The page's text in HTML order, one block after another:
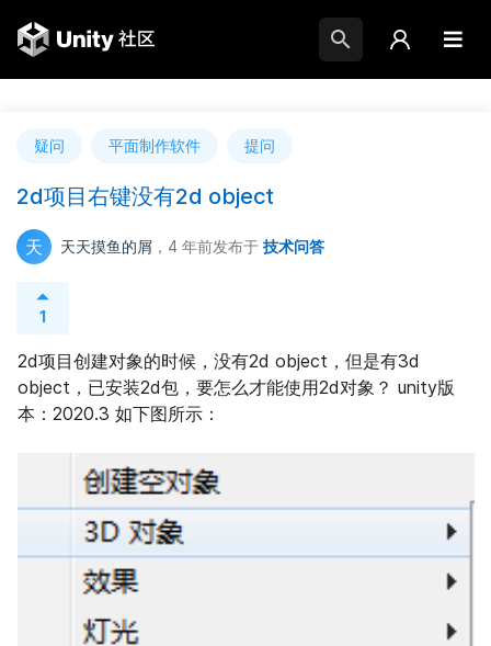
疑问 平面制作软件 提问
2d项目右键没有2d object
天 天天摸鱼的屑 ，4 年前发布于 技术问答
1
2d项目创建对象的时候，没有2d object，但是有3d
object，已安装2d包，要怎么才能使用2d对象？ unity版
本：2020.3 如下图所示：